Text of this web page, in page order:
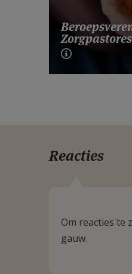
Zorgpastores
Reacties
Om reacties te
gauw.